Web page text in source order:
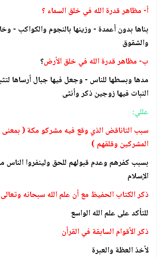
أ- مظاهر قدرة الله في خلق السماء ؟
بناها بدون أعمدة - وزينها بالنجوم والكواكب -
والشقوق
ب- مظاهر قدرة الله في خلق الأرض؟
مدها وبسطها للناس - وجعل فيها جبال أرساها
النبات فيها زوجين ذكر وأنثى
عللي:
سبب التاناقض الذي وقع فيه مشركو مكة (
المشركين وقلقهم )
بسبب كفرهم وعدم قبولهم للحق ولينفروا
الإسلام
ذكر الكتاب الحفيظ مع أن علم الله سبحانه
للتأكد على علم الله الواسع
ذكر الأقوام السابقة في القرأن
لأخذ العظة والعبرة